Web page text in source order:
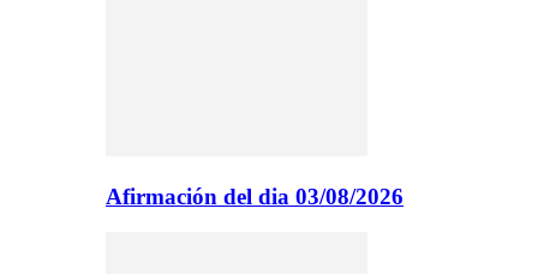
Afirmación del dia 03/08/2026